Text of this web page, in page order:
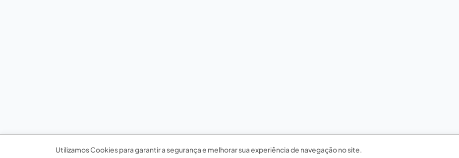
Utilizamos Cookies para garantir a segurança e melhorar sua experiência de navegação no site.